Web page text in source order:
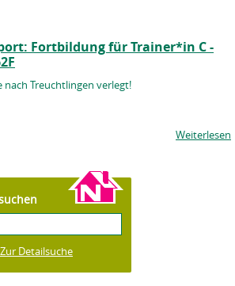
Fortbildung für Trainer*in C -
nach Treuchtlingen verlegt!
Weiterlesen
Detailsuche